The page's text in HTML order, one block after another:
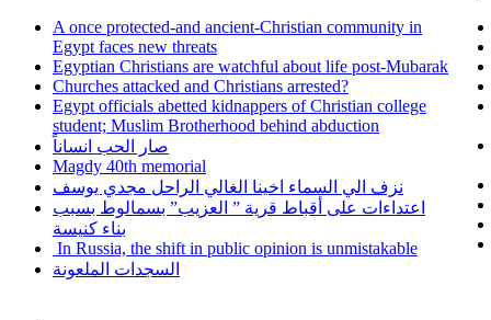
A once protected-and ancient-Christian community in
Egypt faces new threats
Egyptian Christians are watchful about life post-Mubarak
Churches attacked and Christians arrested?
Egypt officials abetted kidnappers of Christian college
student; Muslim Brotherhood behind abduction
صار الحب انساناً
Magdy 40th memorial
نزف الي السماء اخينا الغالي الراحل مجدي يوسف
اعتداءات على أقباط قرية ” العزيب” بسمالوط بسبب
بناء كنيسة
In Russia, the shift in public opinion is unmistakable
السجدات الملعونة